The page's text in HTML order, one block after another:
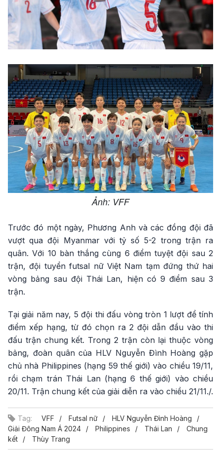
Ảnh: VFF
Trước đó một ngày, Phương Anh và các đồng đội đã
vượt qua đội Myanmar với tỷ số 5-2 trong trận ra
quân. Với 10 bàn thắng cùng 6 điểm tuyệt đội sau 2
trận, đội tuyển futsal nữ Việt Nam tạm đứng thứ hai
vòng bảng sau đội Thái Lan, hiện có 9 điểm sau 3
trận.
Tại giải năm nay, 5 đội thi đấu vòng tròn 1 lượt để tính
điểm xếp hạng, từ đó chọn ra 2 đội dẫn đầu vào thi
đấu trận chung kết. Trong 2 trận còn lại thuộc vòng
bảng, đoàn quân của HLV Nguyễn Đình Hoàng gặp
chủ nhà Philippines (hạng 59 thế giới) vào chiều 19/11,
rồi chạm trán Thái Lan (hạng 6 thế giới) vào chiều
20/11. Trận chung kết của giải diễn ra vào chiều 21/11./.
Tag: VFF Futsal nữ
HLV Nguyễn Đình Hoàng
Giải Đông Nam Á 2024
Philippines Thái Lan
Chung
kết
Thùy Trang